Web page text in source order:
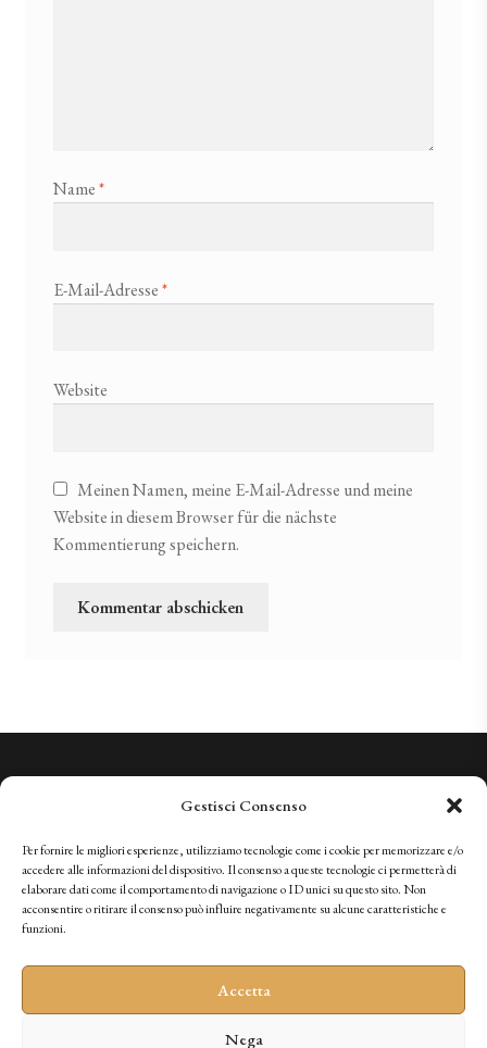
Gestisci Consenso
Per fornire le migliori esperienze, utilizziamo tecnologie come i cookie per memorizzare e/o
accedere alle informazioni del dispositivo. Il consenso a queste tecnologie ci permetterà di
elaborare dati come il comportamento di navigazione o ID unici su questo sito. Non
acconsentire o ritirare il consenso può influire negativamente su alcune caratteristiche e
funzioni.
Accetta
Nega
Name*
E-Mail-Adresse*
Website
Meinen Namen, meine E-Mail-Adresse und meine
Website in diesem Browser für die nächste
Kommentierung speichern.
+41 (0)91 966 28 08
vini@tenutabally.ch
IT FR EN DE